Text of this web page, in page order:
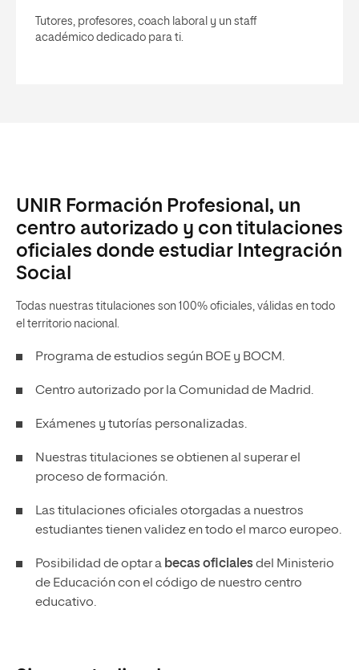
Tutores, profesores, coach laboral y un staff
académico dedicado para ti.
UNIR Formación Profesional, un
centro autorizado y con titulaciones
oficiales donde estudiar Integración
Social
Todas nuestras titulaciones son 100% oficiales, válidas en todo
el territorio nacional.
Programa de estudios según BOE y BOCM.
Centro autorizado por la Comunidad de Madrid.
Exámenes y tutorías personalizadas.
Nuestras titulaciones se obtienen al superar el
proceso de formación.
Las titulaciones oficiales otorgadas a nuestros
estudiantes tienen validez en todo el marco europeo.
Posibilidad de optar a becas oficialesdel Ministerio
de Educación con el código de nuestro centro
educativo.